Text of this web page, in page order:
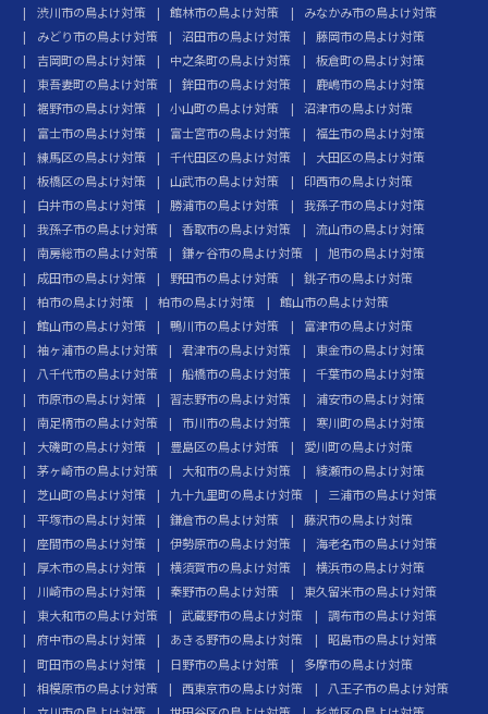
渋川市の鳥よけ対策
館林市の鳥よけ対策
みなかみ市の鳥よけ対策
みどり市の鳥よけ対策
沼田市の鳥よけ対策
藤岡市の鳥よけ対策
吉岡町の鳥よけ対策
中之条町の鳥よけ対策
板倉町の鳥よけ対策
東吾妻町の鳥よけ対策
鉾田市の鳥よけ対策
鹿嶋市の鳥よけ対策
裾野市の鳥よけ対策
小山町の鳥よけ対策
沼津市の鳥よけ対策
富士市の鳥よけ対策
富士宮市の鳥よけ対策
福生市の鳥よけ対策
練馬区の鳥よけ対策
千代田区の鳥よけ対策
大田区の鳥よけ対策
板橋区の鳥よけ対策
山武市の鳥よけ対策
印西市の鳥よけ対策
白井市の鳥よけ対策
勝浦市の鳥よけ対策
我孫子市の鳥よけ対策
我孫子市の鳥よけ対策
香取市の鳥よけ対策
流山市の鳥よけ対策
南房総市の鳥よけ対策
鎌ヶ谷市の鳥よけ対策
旭市の鳥よけ対策
成田市の鳥よけ対策
野田市の鳥よけ対策
銚子市の鳥よけ対策
柏市の鳥よけ対策
柏市の鳥よけ対策
館山市の鳥よけ対策
館山市の鳥よけ対策
鴨川市の鳥よけ対策
富津市の鳥よけ対策
袖ヶ浦市の鳥よけ対策
君津市の鳥よけ対策
東金市の鳥よけ対策
八千代市の鳥よけ対策
船橋市の鳥よけ対策
千葉市の鳥よけ対策
市原市の鳥よけ対策
習志野市の鳥よけ対策
浦安市の鳥よけ対策
南足柄市の鳥よけ対策
市川市の鳥よけ対策
寒川町の鳥よけ対策
大磯町の鳥よけ対策
豊島区の鳥よけ対策
愛川町の鳥よけ対策
茅ヶ崎市の鳥よけ対策
大和市の鳥よけ対策
綾瀬市の鳥よけ対策
芝山町の鳥よけ対策
九十九里町の鳥よけ対策
三浦市の鳥よけ対策
平塚市の鳥よけ対策
鎌倉市の鳥よけ対策
藤沢市の鳥よけ対策
座間市の鳥よけ対策
伊勢原市の鳥よけ対策
海老名市の鳥よけ対策
厚木市の鳥よけ対策
横須賀市の鳥よけ対策
横浜市の鳥よけ対策
川崎市の鳥よけ対策
秦野市の鳥よけ対策
東久留米市の鳥よけ対策
東大和市の鳥よけ対策
武蔵野市の鳥よけ対策
調布市の鳥よけ対策
府中市の鳥よけ対策
あきる野市の鳥よけ対策
昭島市の鳥よけ対策
町田市の鳥よけ対策
日野市の鳥よけ対策
多摩市の鳥よけ対策
相模原市の鳥よけ対策
西東京市の鳥よけ対策
八王子市の鳥よけ対策